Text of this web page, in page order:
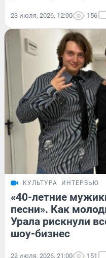
23 июля, 2026, 12:00 156
КУЛЬТУРА ИНТЕРВЬЮ
«40-летние
песни». Как
Урала рискнули
шоу-бизнес
22 июля, 2026, 21:00 151